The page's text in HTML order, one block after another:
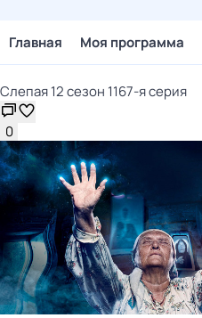
Главная Моя программа
Слепая 12 сезон 1167-я серия
0